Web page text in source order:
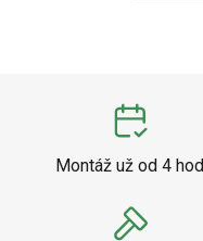
Montáž už od 4 hod